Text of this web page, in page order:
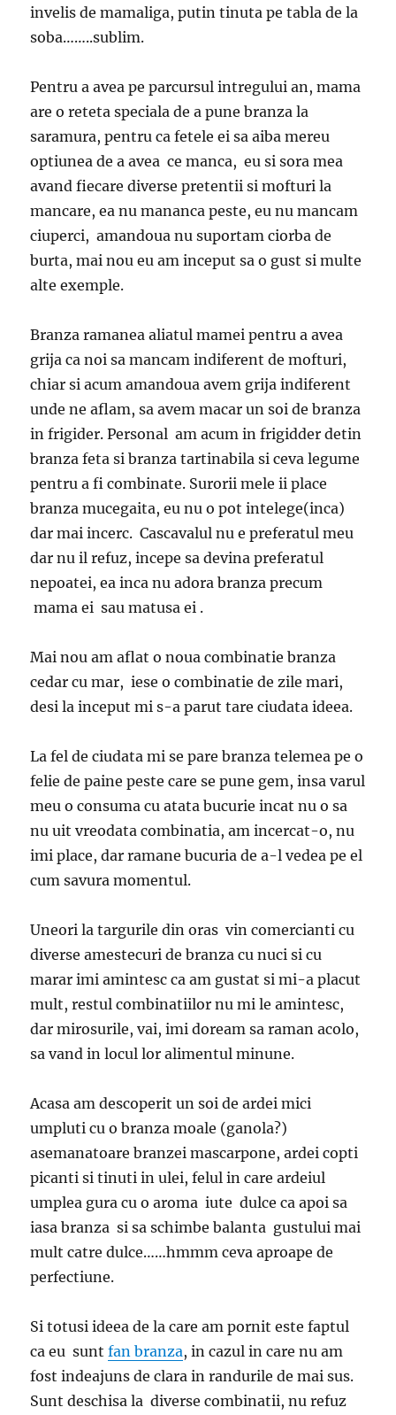
invelis de mamaliga, putin tinuta pe tabla de la
soba……..sublim.
Pentru a avea pe parcursul intregului an, mama
are o reteta speciala de a pune branza la
saramura, pentru ca fetele ei sa aiba mereu
optiunea de a avea ce manca, eu si sora mea
avand fiecare diverse pretentii si mofturi la
mancare, ea nu mananca peste, eu nu mancam
ciuperci, amandoua nu suportam ciorba de
burta, mai nou eu am inceput sa o gust si multe
alte exemple.
Branza ramanea aliatul mamei pentru a avea
grija ca noi sa mancam indiferent de mofturi,
chiar si acum amandoua avem grija indiferent
unde ne aflam, sa avem macar un soi de branza
in frigider. Personal am acum in frigidder detin
branza feta si branza tartinabila si ceva legume
pentru a fi combinate. Surorii mele ii place
branza mucegaita, eu nu o pot intelege(inca)
dar mai incerc. Cascavalul nu e preferatul meu
dar nu il refuz, incepe sa devina preferatul
nepoatei, ea inca nu adora branza precum
mama ei sau matusa ei .
Mai nou am aflat o noua combinatie branza
cedar cu mar, iese o combinatie de zile mari,
desi la inceput mi s-a parut tare ciudata ideea.
La fel de ciudata mi se pare branza telemea pe o
felie de paine peste care se pune gem, insa varul
meu o consuma cu atata bucurie incat nu o sa
nu uit vreodata combinatia, am incercat-o, nu
imi place, dar ramane bucuria de a-l vedea pe el
cum savura momentul.
Uneori la targurile din oras vin comercianti cu
diverse amestecuri de branza cu nuci si cu
marar imi amintesc ca am gustat si mi-a placut
mult, restul combinatiilor nu mi le amintesc,
dar mirosurile, vai, imi doream sa raman acolo,
sa vand in locul lor alimentul minune.
Acasa am descoperit un soi de ardei mici
umpluti cu o branza moale (ganola?)
asemanatoare branzei mascarpone, ardei copti
picanti si tinuti in ulei, felul in care ardeiul
umplea gura cu o aroma iute dulce ca apoi sa
iasa branza si sa schimbe balanta gustului mai
mult catre dulce……hmmm ceva aproape de
perfectiune.
Si totusi ideea de la care am pornit este faptul
ca eu suntfan branza, in cazul in care nu am
fost indeajuns de clara in randurile de mai sus.
Sunt deschisa la diverse combinatii, nu refuz